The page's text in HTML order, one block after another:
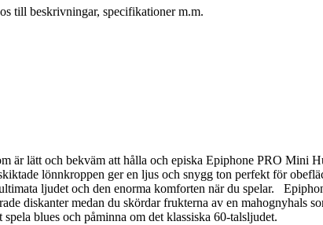
till beskrivningar, specifikationer m.m.
lätt och bekväm att hålla och episka Epiphone PRO Mini
lönnkroppen ger en ljus och snygg ton perfekt för
ljudet och den enorma komforten när du spelar.
diskanter medan du skördar frukterna av en mahognyhals
blues och påminna om det klassiska 60-talsljudet.